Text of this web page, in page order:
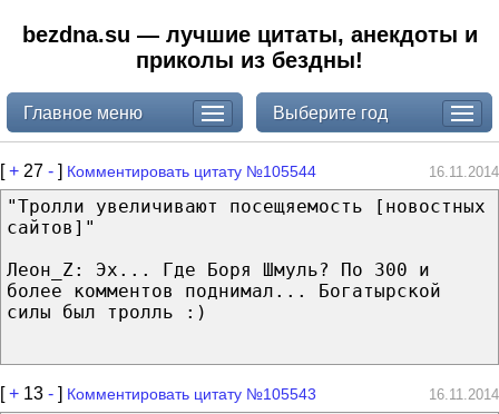
bezdna.su — лучшие цитаты, анекдоты и
приколы из бездны!
Главное меню Выберите год
[+ 27 - ] Комментировать цитату №105544 16.11.2014
"Тролли увеличивают посещяемость [новостных
сайтов]"
Леон_Z: Эх... Где Боря Шмуль? По 300 и
более комментов поднимал... Богатырской
силы был тролль :)
[+ 13 - ] Комментировать цитату №105543 16.11.2014